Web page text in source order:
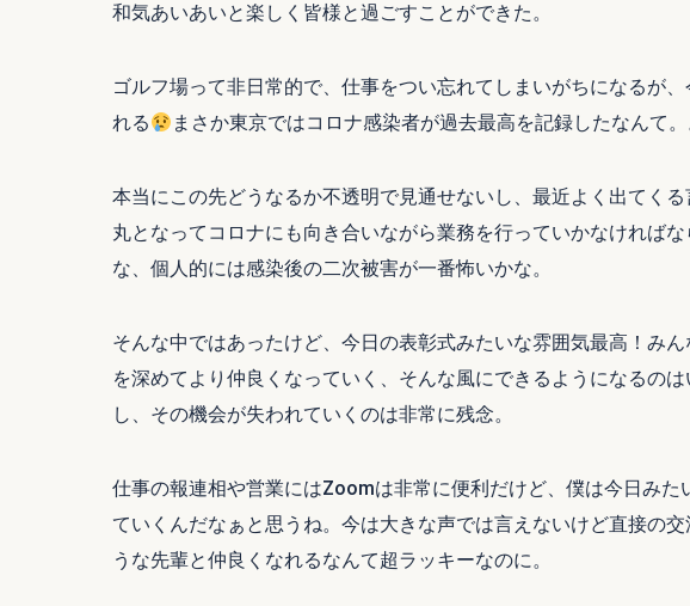
和気あいあいと楽しく皆様と過ごすことができた。
ゴルフ場って非日常的で、仕事をつい忘れてしまいがちになるが
れる
まさか東京ではコロナ感染者が過去最高を記録したなんて。
本当にこの先どうなるか不透明で見通せないし、最近よく出てく
丸となってコロナにも向き合いながら業務を行っていかなければ
な、個人的には感染後の二次被害が一番怖いかな。
そんな中ではあったけど、今日の表彰式みたいな雰囲気最高！み
を深めてより仲良くなっていく、そんな風にできるようになるの
し、その機会が失われていくのは非常に残念。
仕事の報連相や営業にはZoomは非常に便利だけど、僕は今日み
ていくんだなぁと思うね。今は大きな声では言えないけど直接の
うな先輩と仲良くなれるなんて超ラッキーなのに。